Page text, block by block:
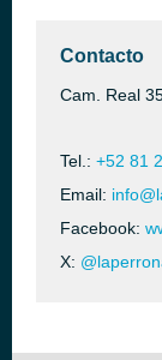
Contacto
Cam. Real
Tel.: +52 81
Email:
Facebook:
X: